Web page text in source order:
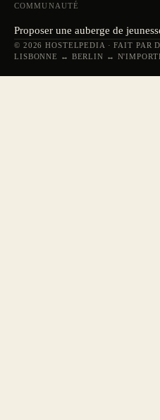
COMMUNAUTÉ
Proposer une auberge de
© 2026 HOSTELPEDIA · FAIT PAR
LISBONNE ↔ BERLIN ↔